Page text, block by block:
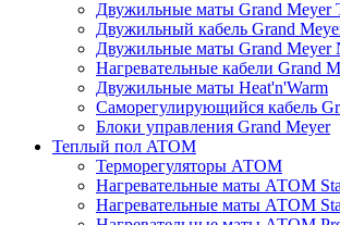
Двужильные маты Grand Meyer
Двужильный кабель Grand
Двужильные маты Grand Meyer
Нагревательные кабели Grand
Двужильные маты Heat'n'Warm
Саморегулирующийся кабель
Блоки управления Grand Meyer
Теплый пол ATOM
Терморегуляторы АТОМ
Нагревательные маты АТОМ
Нагревательные маты АТОМ